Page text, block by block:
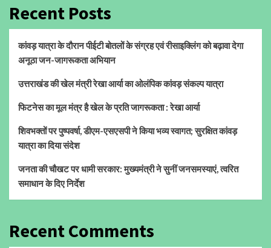
Recent Posts
कांवड़ यात्रा के दौरान पीईटी बोतलों के संग्रह एवं रीसाइक्लिंग को बढ़ावा देगा
अनूठा जन-जागरूकता अभियान
उत्तराखंड की खेल मंत्री रेखा आर्या का ओलंपिक कांवड़ संकल्प यात्रा
फिटनेस का मूल मंत्र है खेल के प्रति जागरूकता : रेखा आर्या
शिवभक्तों पर पुष्पवर्षा, डीएम-एसएसपी ने किया भव्य स्वागत; सुरक्षित कांवड़
यात्रा का दिया संदेश
जनता की चौखट पर धामी सरकार: मुख्यमंत्री ने सुनीं जनसमस्याएं, त्वरित
समाधान के दिए निर्देश
Recent Comments